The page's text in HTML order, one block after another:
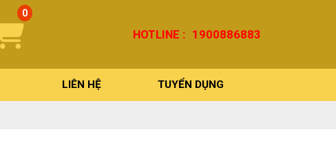
0
HOTLINE : 1900886883
LIÊN HỆ TUYỂN DỤNG